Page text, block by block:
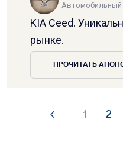
Автомобильный
KIA Ceed.
рынке.
ПРОЧИТАТЬ
1 2